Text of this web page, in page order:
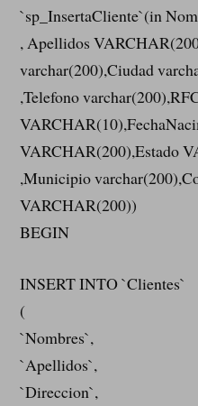
`sp_InsertaCliente`(in
, Apellidos
varchar(200),Ciudad
,Telefono
VARCHAR(200),Estado
,Municipio
VARCHAR(200))
BEGIN
INSERT INTO `Clientes`
(
`Nombres`,
`Apellidos`,
`Direccion`,